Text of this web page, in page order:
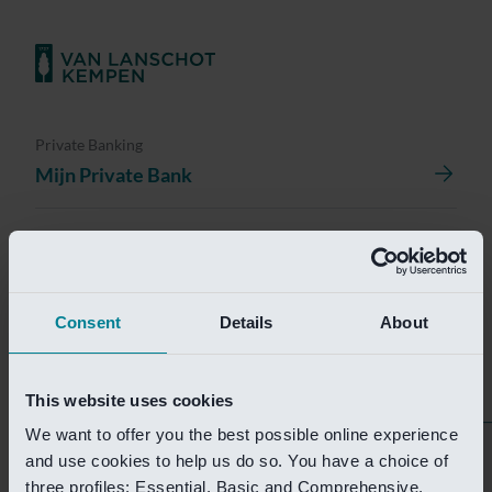
Consent Details About
This website uses cookies
We want to offer you the best possible online experience
and use cookies to help us do so. You have a choice of
three profiles: Essential, Basic and Comprehensive.
Private Banking
Mijn Private Bank
Investment Banking
Van Lanschot Kempen Research
Helaas is deze pagina